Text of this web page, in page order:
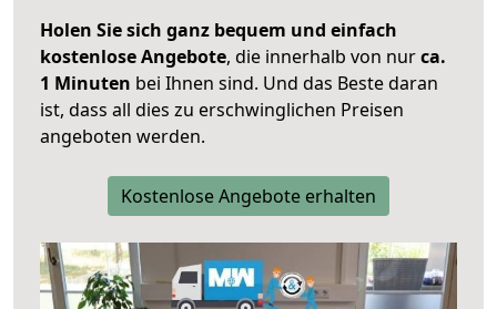
Holen Sie sich ganz bequem und einfach
kostenlose Angebote, die innerhalb von nurca.
1 Minuten bei Ihnen sind. Und das Beste daran
ist, dass all dies zu erschwinglichen Preisen
angeboten werden.
Kostenlose Angebote erhalten